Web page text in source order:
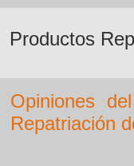
Productos
Opiniones
Repatriación